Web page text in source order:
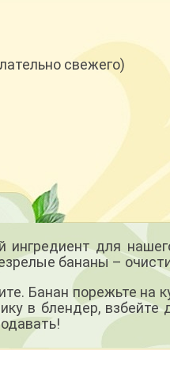
свежего)
для
бананы –
Банан порежьте на
в блендер,